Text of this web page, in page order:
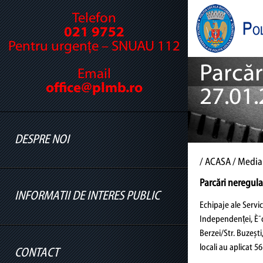
Telefon
021 9752
Pentru urgențe – SNUAU 112
Email
office@plmb.ro
DESPRE NOI
Cine suntem
Legislație
Conducere
INFORMATII DE INTERES PUBLIC
Informatii legislatie
CONTACT
/ ACASA/
Parcări
Echipaje ale
Independenței,
Berzei/Str.
locali au aplicat